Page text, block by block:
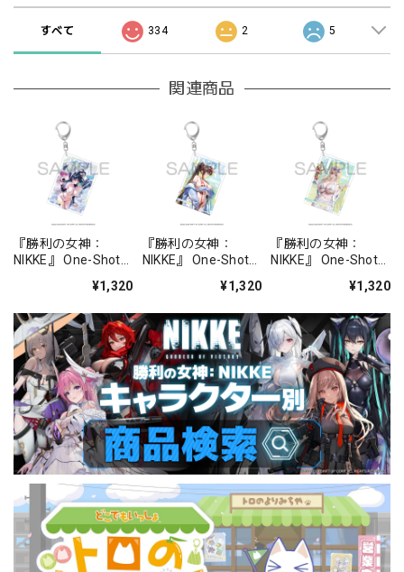
すべて 334 2 5
関連商品
『勝利の女神：
NIKKE』 One-Shot
マーメイド - シェル
¥1,320
『勝利の女神：
NIKKE』 One-Shot
ャーナ：マリンスタ
¥1,320
『勝利の女神：
NIKKE』 One-Shot
- シー・リジー¥1,320